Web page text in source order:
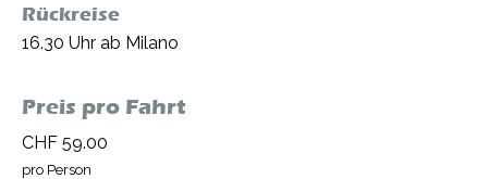
Rückreise
16.30 Uhr ab Milano
Preis pro Fahrt
CHF 59.00
pro Person